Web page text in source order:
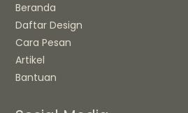
Beranda
Daftar Design
Cara Pesan
Artikel
Bantuan